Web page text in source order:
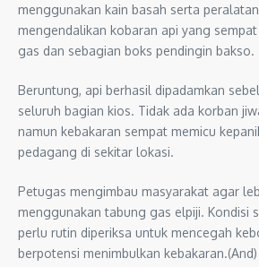
menggunakan kain basah serta
mengendalikan kobaran api yang
gas dan sebagian boks pendingin bakso.
Beruntung, api berhasil dipadamkan
seluruh bagian kios. Tidak ada korban
namun kebakaran sempat memicu
pedagang di sekitar lokasi.
Petugas mengimbau masyarakat agar
menggunakan tabung gas elpiji. Kondisi
perlu rutin diperiksa untuk mencegah
berpotensi menimbulkan kebakaran.(And)